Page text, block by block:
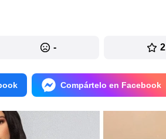
- 2
Compártelo en Facebook